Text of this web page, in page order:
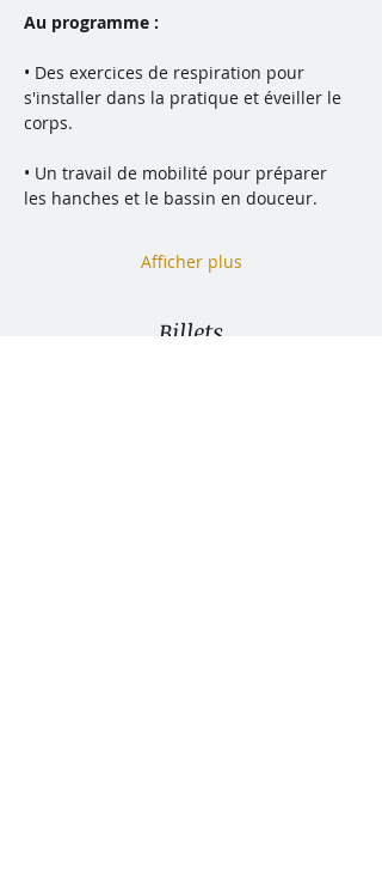
Au programme :
• Des exercices de respiration pour
s'installer dans la pratique et éveiller le
corps.
• Un travail de mobilité pour préparer
les hanches et le bassin en douceur.
Afficher plus
Billets